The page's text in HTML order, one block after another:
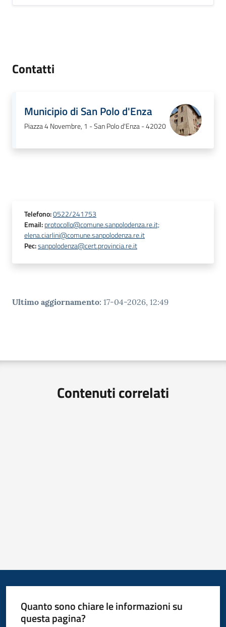
Contatti
Municipio di San Polo d'Enza
Piazza 4 Novembre, 1 - San Polo d'Enza - 42020
Telefono:0522/241753
Email:protocollo@comune.sanpolodenza.re.it;
elena.ciarlini@comune.sanpolodenza.re.it
Pec:sanpolodenza@cert.provincia.re.it
Ultimo aggiornamento: 17-04-2026, 12:49
Contenuti correlati
Quanto sono chiare le informazioni su
questa pagina?